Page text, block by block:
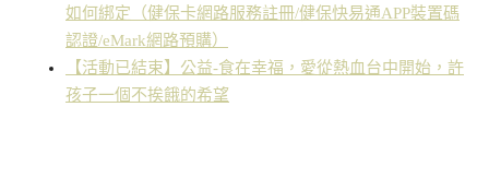
如何綁定（健保卡網路服務註冊/健保快易通APP裝置碼
認證/eMark網路預購）
【活動已結束】公益-食在幸福，愛從熱血台中開始，許
孩子一個不挨餓的希望